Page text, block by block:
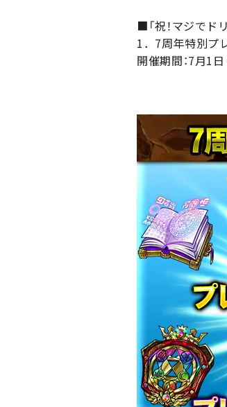
■「祝！マジでド
1．7周年特別プ
開催期間：7月1日